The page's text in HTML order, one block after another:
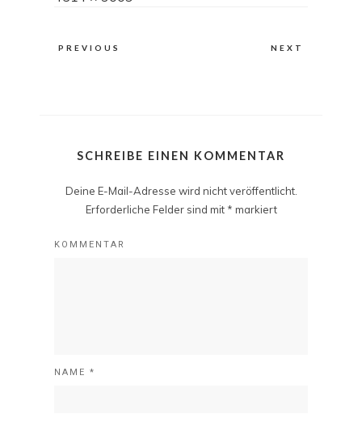
PREVIOUS NEXT
SCHREIBE EINEN KOMMENTAR
Deine E-Mail-Adresse wird nicht veröffentlicht.
Erforderliche Felder sind mit * markiert
KOMMENTAR
NAME *